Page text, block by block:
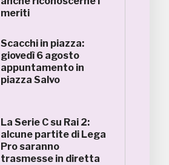
meriti
Scacchi in piazza:
giovedì 6 agosto
appuntamento in
piazza Salvo
La Serie C su Rai 2:
alcune partite di Lega
Pro saranno
trasmesse in diretta